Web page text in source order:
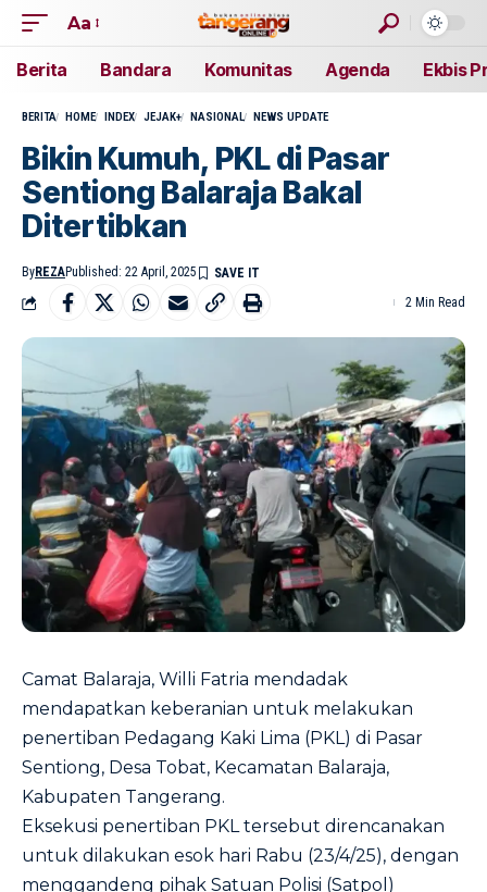
Aa
Berita Bandara Komunitas Agenda Ekbis
BERITA HOME INDEX JEJAK+ NASIONAL NEWS UPDATE
Bikin Kumuh, PKL di Pasar
Sentiong Balaraja Bakal
Ditertibkan
ByREZAPublished: 22 April, 2025
2 Min Read
Camat Balaraja, Willi Fatria mendadak
mendapatkan keberanian untuk melakukan
penertiban Pedagang Kaki Lima (PKL) di Pasar
Sentiong, Desa Tobat, Kecamatan Balaraja,
Kabupaten Tangerang.
Eksekusi penertiban PKL tersebut direncanakan
untuk dilakukan esok hari Rabu (23/4/25), dengan
menggandeng pihak Satuan Polisi (Satpol)